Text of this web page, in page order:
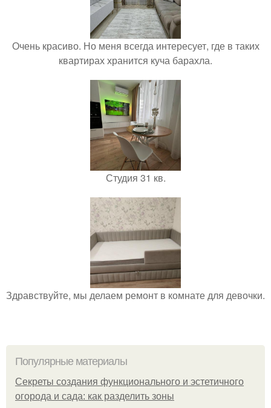
Очень красиво. Но меня всегда интересует, где в таких
квартирах хранится куча барахла.
Студия 31 кв.
Здравствуйте, мы делаем ремонт в комнате для девочки.
Популярные материалы
Секреты создания функционального и эстетичного
огорода и сада: как разделить зоны